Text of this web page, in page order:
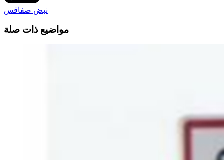
نبض صفاقس
مواضيع ذات صلة